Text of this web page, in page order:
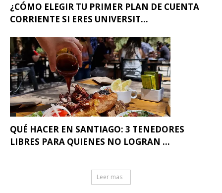
¿CÓMO ELEGIR TU PRIMER PLAN DE CUENTA
CORRIENTE SI ERES UNIVERSIT...
QUÉ HACER EN SANTIAGO: 3 TENEDORES
LIBRES PARA QUIENES NO LOGRAN ...
Leer mas